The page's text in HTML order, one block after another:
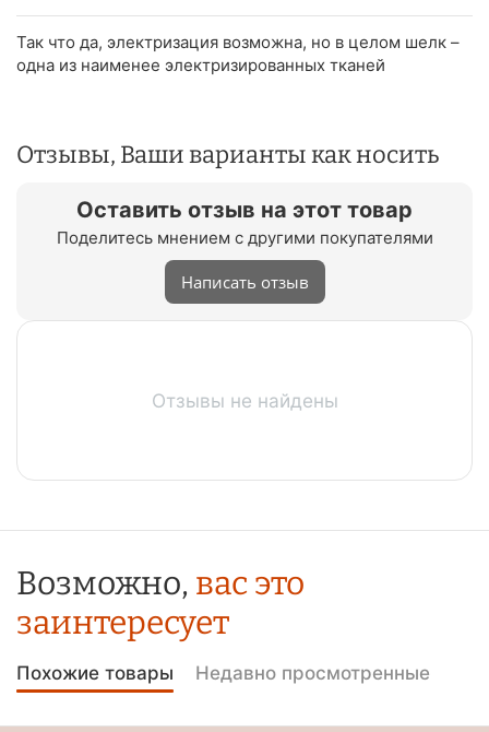
Так что да, электризация возможна, но в целом шелк –
одна из наименее электризированных тканей
Отзывы, Ваши варианты как носить
Оставить отзыв на этот товар
Поделитесь мнением с другими покупателями
Написать отзыв
Отзывы не найдены
Возможно, вас это
заинтересует
Похожие товары Недавно просмотренные